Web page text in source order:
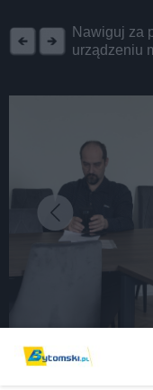
Nawiguj za
urządzeniu